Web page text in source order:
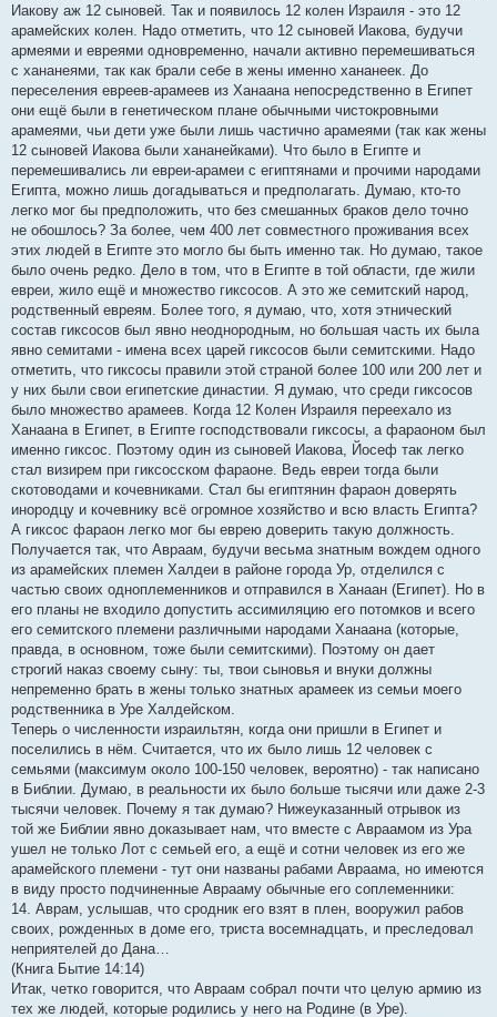
Иакову аж 12 сыновей. Так и появилось 12 колен Израиля - это 12
арамейских колен. Надо отметить, что 12 сыновей Иакова, будучи
армеями и евреями одновременно, начали активно перемешиваться
с хананеями, так как брали себе в жены именно хананеек. До
переселения евреев-арамеев из Ханаана непосредственно в Египет
они ещё были в генетическом плане обычными чистокровными
арамеями, чьи дети уже были лишь частично арамеями (так как жены
12 сыновей Иакова были хананейками). Что было в Египте и
перемешивались ли евреи-арамеи с египтянами и прочими народами
Египта, можно лишь догадываться и предполагать. Думаю, кто-то
легко мог бы предположить, что без смешанных браков дело точно
не обошлось? За более, чем 400 лет совместного проживания всех
этих людей в Египте это могло бы быть именно так. Но думаю, такое
было очень редко. Дело в том, что в Египте в той области, где жили
евреи, жило ещё и множество гиксосов. А это же семитский народ,
родственный евреям. Более того, я думаю, что, хотя этнический
состав гиксосов был явно неоднородным, но большая часть их была
явно семитами - имена всех царей гиксосов были семитскими. Надо
отметить, что гиксосы правили этой страной более 100 или 200 лет и
у них были свои египетские династии. Я думаю, что среди гиксосов
было множество арамеев. Когда 12 Колен Израиля переехало из
Ханаана в Египет, в Египте господствовали гиксосы, а фараоном был
именно гиксос. Поэтому один из сыновей Иакова, Йосеф так легко
стал визирем при гиксосском фараоне. Ведь евреи тогда были
скотоводами и кочевниками. Стал бы египтянин фараон доверять
инородцу и кочевнику всё огромное хозяйство и всю власть Египта?
А гиксос фараон легко мог бы еврею доверить такую должность.
Получается так, что Авраам, будучи весьма знатным вождем одного
из арамейских племен Халдеи в районе города Ур, отделился с
частью своих одноплеменников и отправился в Ханаан (Египет). Но в
его планы не входило допустить ассимиляцию его потомков и всего
его семитского племени различными народами Ханаана (которые,
правда, в основном, тоже были семитскими). Поэтому он дает
строгий наказ своему сыну: ты, твои сыновья и внуки должны
непременно брать в жены только знатных арамеек из семьи моего
родственника в Уре Халдейском.
Теперь о численности израильтян, когда они пришли в Египет и
поселились в нём. Считается, что их было лишь 12 человек с
семьями (максимум около 100-150 человек, вероятно) - так написано
в Библии. Думаю, в реальности их было больше тысячи или даже 2-3
тысячи человек. Почему я так думаю? Нижеуказанный отрывок из
той же Библии явно доказывает нам, что вместе с Авраамом из Ура
ушел не только Лот с семьей его, а ещё и сотни человек из его же
арамейского племени - тут они названы рабами Авраама, но имеются
в виду просто подчиненные Аврааму обычные его соплеменники:
14. Аврам, услышав, что сродник его взят в плен, вооружил рабов
своих, рожденных в доме его, триста восемнадцать, и преследовал
неприятелей до Дана…
(Книга Бытие 14:14)
Итак, четко говорится, что Авраам собрал почти что целую армию из
тех же людей, которые родились у него на Родине (в Уре).